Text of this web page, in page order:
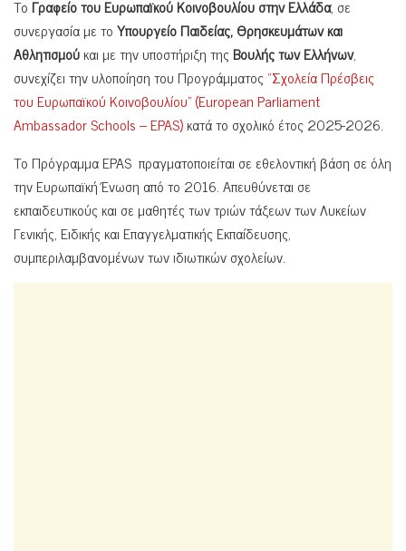
Το Γραφείο του Ευρωπαϊκού Κοινοβουλίου στην Ελλάδα, σε
συνεργασία με τοΥπουργείο Παιδείας, Θρησκευμάτων και
Αθλητισμούκαι με την υποστήριξη τηςΒουλής των Ελλήνων,
συνεχίζει την υλοποίηση του Προγράμματος“Σχολεία Πρέσβεις
του Ευρωπαϊκού Κοινοβουλίου” (European Parliament
Ambassador Schools – EPAS)κατά το σχολικό έτος 2025-2026.
Το Πρόγραμμα EPAS πραγματοποιείται σε εθελοντική βάση σε όλη
την Ευρωπαϊκή Ένωση από το 2016. Απευθύνεται σε
εκπαιδευτικούς και σε μαθητές των τριών τάξεων των Λυκείων
Γενικής, Ειδικής και Επαγγελματικής Εκπαίδευσης,
συμπεριλαμβανομένων των ιδιωτικών σχολείων.